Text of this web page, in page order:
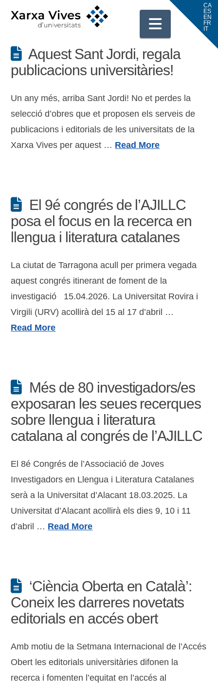
Aquest Sant Jordi, regala
publicacions universitàries!
Un any més, arriba Sant Jordi! No et perdes la
selecció d’obres que et proposen els serveis de
publicacions i editorials de les universitats de la
Xarxa Vives per aquest … Read More
El 9é congrés de l’AJILLC
posa el focus en la recerca en
llengua i literatura catalanes
La ciutat de Tarragona acull per primera vegada
aquest congrés itinerant de foment de la
investigació 15.04.2026. La Universitat Rovira i
Virgili (URV) acollirà del 15 al 17 d’abril …
Read More
Més de 80 investigadors/es
exposaran les seues recerques
sobre llengua i literatura
catalana al congrés de l’AJILLC
El 8é Congrés de l’Associació de Joves
Investigadors en Llengua i Literatura Catalanes
serà a la Universitat d’Alacant 18.03.2025. La
Universitat d’Alacant acollirà els dies 9, 10 i 11
d’abril … Read More
‘Ciència Oberta en Català’:
Coneix les darreres novetats
editorials en accés obert
Amb motiu de la Setmana Internacional de l’Accés
Obert les editorials universitàries difonen la
recerca i fomenten l’equitat en l’accés al